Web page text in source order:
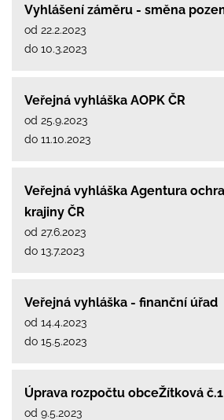
Vyhlášení záměru - směna
od 22.2.2023
do 10.3.2023
Veřejná vyhláška AOPK ČR
od 25.9.2023
do 11.10.2023
Veřejná vyhláška Agentura
krajiny ČR
od 27.6.2023
do 13.7.2023
Veřejná vyhláška - finanční úřad
od 14.4.2023
do 15.5.2023
Úprava rozpočtu obceŽítková
od 9.5.2023